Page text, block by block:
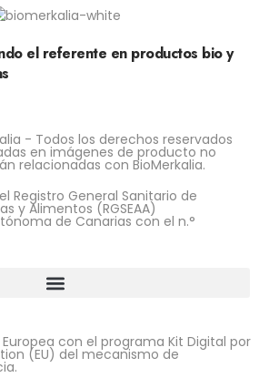
el referente en productos bio y
- Todos los derechos reservados
en imágenes de producto no
relacionadas con BioMerkalia.
Registro General Sanitario de
y Alimentos (RGSEAA)
de Canarias con el n.°
con el programa Kit Digital por
(EU) del mecanismo de